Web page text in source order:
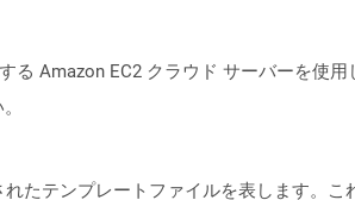
Amazon EC2 クラウド サーバーを使
たテンプレートファイルを表します。こ